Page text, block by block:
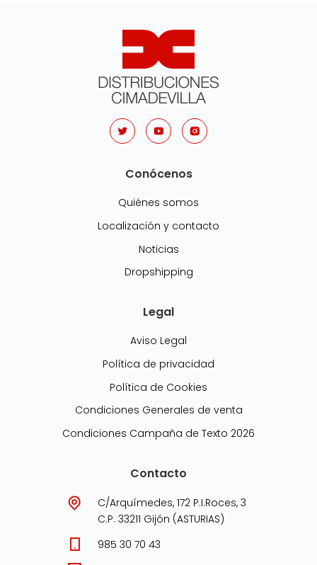
Conócenos
Quiénes somos
Localización y contacto
Noticias
Dropshipping
Legal
Aviso Legal
Política de privacidad
Política de Cookies
Condiciones Generales de venta
Condiciones Campaña de Texto 2026
Contacto
C/Arquímedes, 172 P.I.Roces, 3
C.P. 33211 Gijón (ASTURIAS)
985 30 70 43